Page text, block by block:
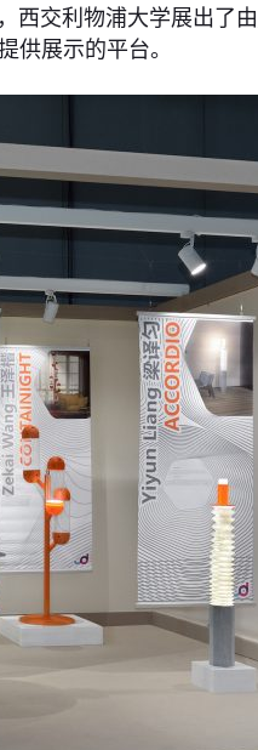
西交利物浦大学展出了由
供展示的平台。